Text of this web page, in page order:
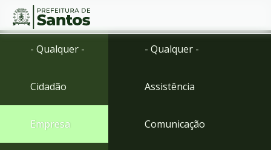
Ir
Ir
menu
Conteúdo
- Qualquer -
Cidadão
Empresa
- Qualquer -
Assistência
Comunicação